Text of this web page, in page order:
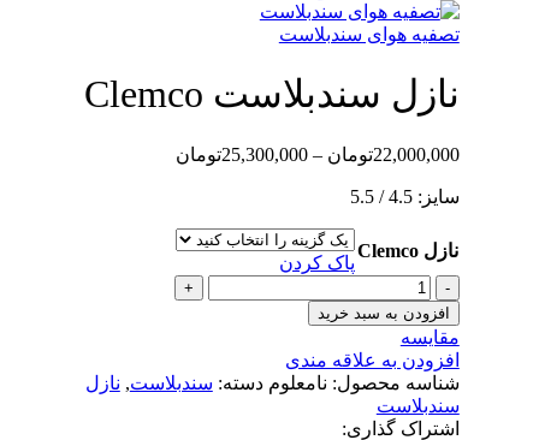
تصفیه هوای سندبلاست
نازل سندبلاست Clemco
22,000,000تومان –
25,300,000تومان
سایز: 4.5 / 5.5
نازل Clemco
پاک کردن
افزودن به سبد خرید
مقایسه
افزودن به علاقه مندی
شناسه محصول: نامعلومدسته: سندبلاست, نازل
سندبلاست
اشتراک گذاری: